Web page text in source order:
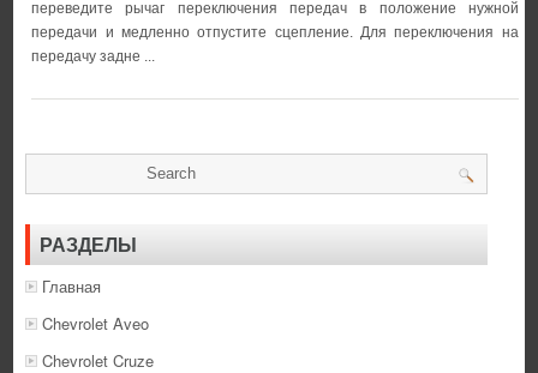
переведите рычаг переключения передач в положение нужной
передачи и медленно отпустите сцепление. Для переключения на
передачу задне ...
РАЗДЕЛЫ
Главная
Chevrolet Aveo
Chevrolet Cruze